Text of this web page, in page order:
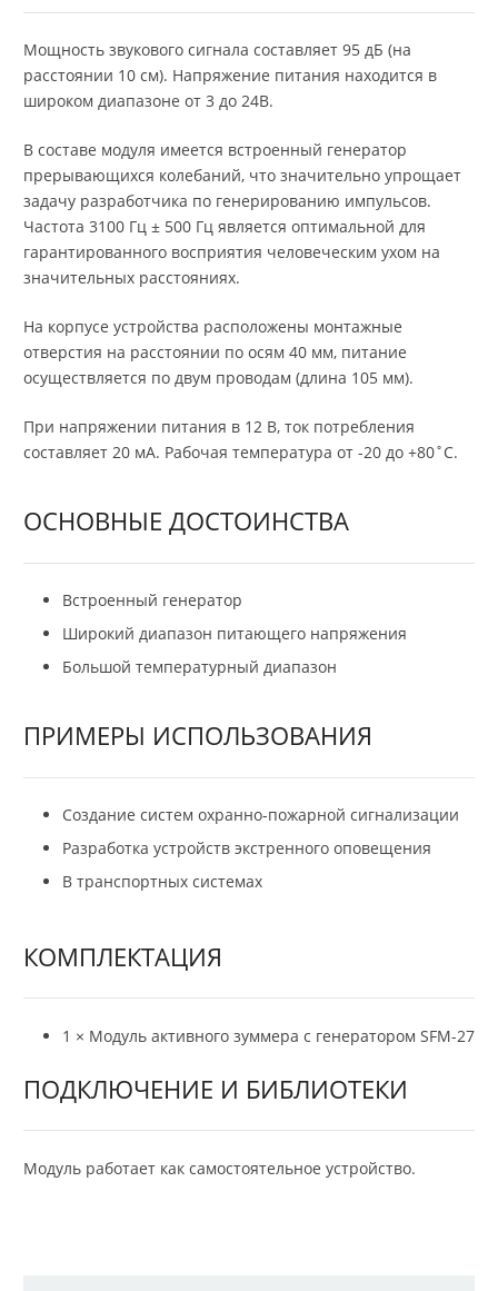
Мощность звукового сигнала составляет 95 дБ (на
расстоянии 10 см). Напряжение питания находится в
широком диапазоне от 3 до 24В.
В составе модуля имеется встроенный генератор
прерывающихся колебаний, что значительно упрощает
задачу разработчика по генерированию импульсов.
Частота 3100 Гц ± 500 Гц является оптимальной для
гарантированного восприятия человеческим ухом на
значительных расстояниях.
На корпусе устройства расположены монтажные
отверстия на расстоянии по осям 40 мм, питание
осуществляется по двум проводам (длина 105 мм).
При напряжении питания в 12 В, ток потребления
составляет 20 мА. Рабочая температура от -20 до +80˚С.
ОСНОВНЫЕ ДОСТОИНСТВА
Встроенный генератор
Широкий диапазон питающего напряжения
Большой температурный диапазон
ПРИМЕРЫ ИСПОЛЬЗОВАНИЯ
Создание систем охранно-пожарной сигнализации
Разработка устройств экстренного оповещения
В транспортных системах
КОМПЛЕКТАЦИЯ
1 × Модуль активного зуммера с генератором SFM-27
ПОДКЛЮЧЕНИЕ И БИБЛИОТЕКИ
Модуль работает как самостоятельное устройство.